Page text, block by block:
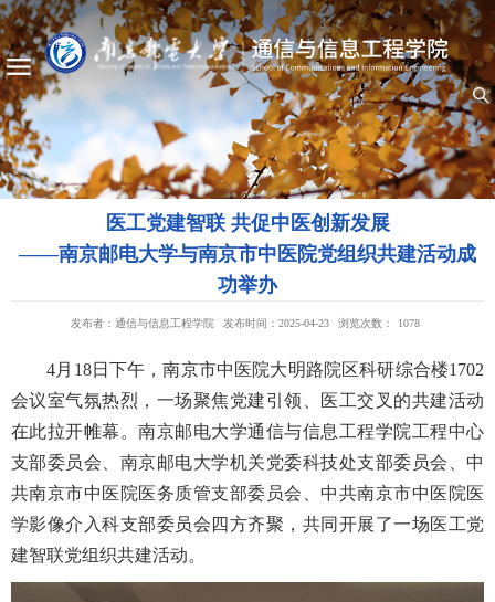
医工党建智联 共促中医创新发展
——南京邮电大学与南京市中医院党组织共建活动成
功举办
发布者：通信与信息工程学院 发布时间：2025-04-23 浏览次数： 1078
4月18日下午，南京市中医院大明路院区科研综合楼1702
会议室气氛热烈，一场聚焦党建引领、医工交叉的共建活动
在此拉开帷幕。南京邮电大学通信与信息工程学院工程中心
支部委员会、南京邮电大学机关党委科技处支部委员会、中
共南京市中医院医务质管支部委员会、中共南京市中医院医
学影像介入科支部委员会四方齐聚，共同开展了一场医工党
建智联党组织共建活动。